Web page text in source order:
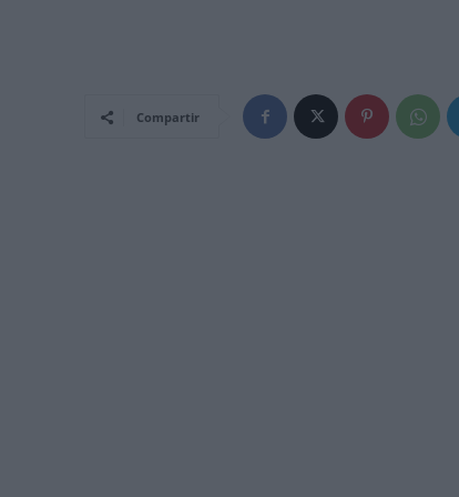
Compartir